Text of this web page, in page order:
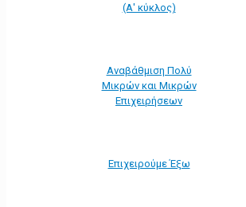
(Α' κύκλος)
Αναβάθμιση Πολύ
Μικρών και Μικρών
Επιχειρήσεων
Επιχειρούμε Έξω